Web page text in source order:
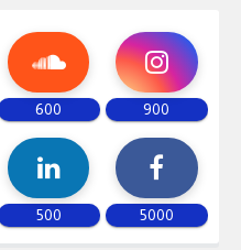
600 900
500 5000